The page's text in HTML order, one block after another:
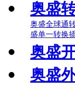
奥盛
奥盛全球通
盛单一转换
奥盛
奥盛